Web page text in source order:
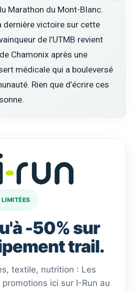
Marathon du Mont-Blanc.
dernière victoire sur cette
de l’UTMB revient
Chamonix après une
médicale qui a bouleversé
Rien que d’écrire ces
LIMITÉES
-50% sur
trail.
textile, nutrition : Les
promotions ici sur I-Run au